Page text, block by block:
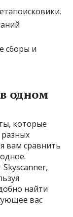
сборы и
одном
которые
вам сравнить
найти
вас